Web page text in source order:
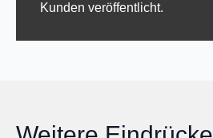
Kunden veröffentlicht.